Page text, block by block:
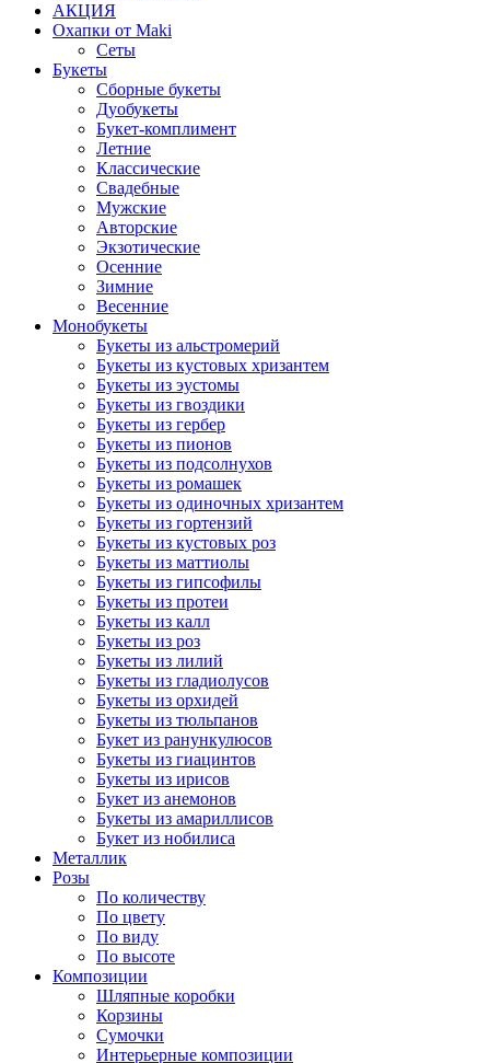
АКЦИЯ
Охапки от Maki
Сеты
Букеты
Сборные букеты
Дуобукеты
Букет-комплимент
Летние
Классические
Свадебные
Мужские
Авторские
Экзотические
Осенние
Зимние
Весенние
Монобукеты
Букеты из альстромерий
Букеты из кустовых хризантем
Букеты из эустомы
Букеты из гвоздики
Букеты из гербер
Букеты из пионов
Букеты из подсолнухов
Букеты из ромашек
Букеты из одиночных хризантем
Букеты из гортензий
Букеты из кустовых роз
Букеты из маттиолы
Букеты из гипсофилы
Букеты из протеи
Букеты из калл
Букеты из роз
Букеты из лилий
Букеты из гладиолусов
Букеты из орхидей
Букеты из тюльпанов
Букет из ранункулюсов
Букеты из гиацинтов
Букеты из ирисов
Букет из анемонов
Букеты из амариллисов
Букет из нобилиса
Металлик
Розы
По количеству
По цвету
По виду
По высоте
Композиции
Шляпные коробки
Корзины
Сумочки
Интерьерные композиции